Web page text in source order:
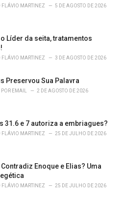
FLÁVIO MARTINEZ 5 DE AGOSTO DE 2026
Líder da seita, tratamentos
FLÁVIO MARTINEZ 3 DE AGOSTO DE 2026
Preservou Sua Palavra
POR EMAIL 2 DE AGOSTO DE 2026
31.6 e 7 autoriza a embriagues?
FLÁVIO MARTINEZ 25 DE JULHO DE 2026
Enoque e Elias? Uma
FLÁVIO MARTINEZ 25 DE JULHO DE 2026